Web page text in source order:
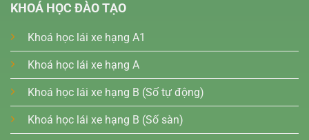
KHOÁ HỌC ĐÀO TẠO
Khoá học lái xe hạng A1
Khoá học lái xe hạng A
Khoá học lái xe hạng B (Số tự động)
Khoá học lái xe hạng B (Số sàn)